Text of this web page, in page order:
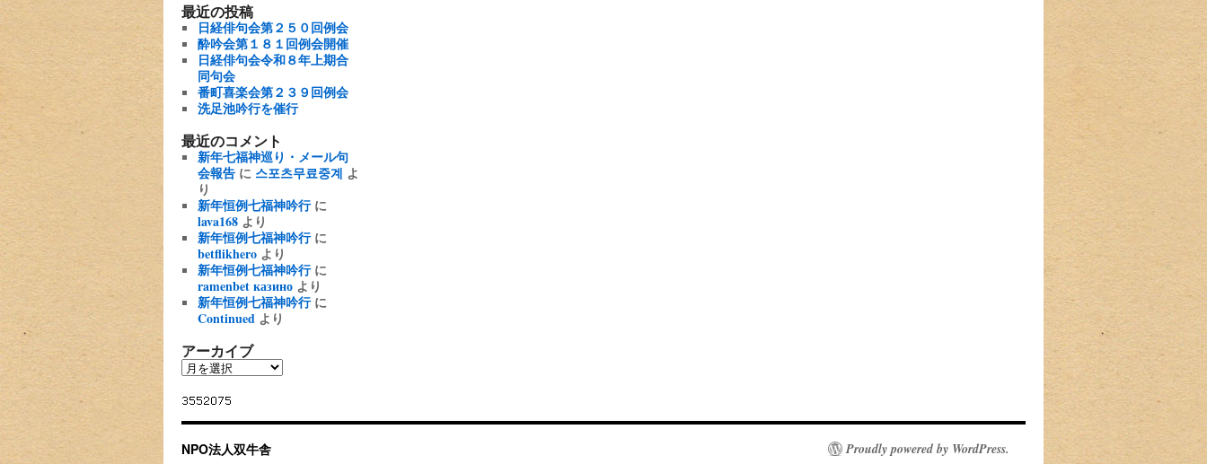
最近の投稿
日経俳句会第２５０回例会
酔吟会第１８１回例会開催
日経俳句会令和８年上期合
同句会
番町喜楽会第２３９回例会
洗足池吟行を催行
最近のコメント
新年七福神巡り・メール句
会報告 に 스포츠무료중계 よ
り
新年恒例七福神吟行に
lava168 より
新年恒例七福神吟行に
betflikhero より
新年恒例七福神吟行に
ramenbet казино より
新年恒例七福神吟行に
Continued より
アーカイブ
NPO法人双牛舎 Proudly powered by WordPress.